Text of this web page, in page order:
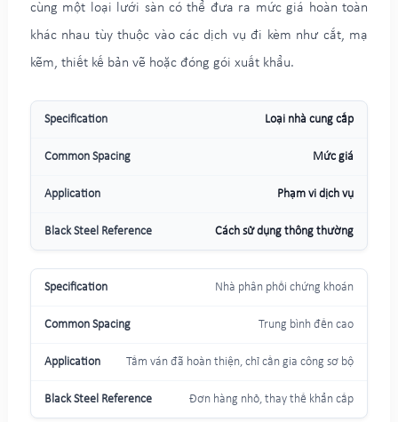
cùng một loại lưới sàn có thể đưa ra mức giá hoàn toàn
khác nhau tùy thuộc vào các dịch vụ đi kèm như cắt, mạ
kẽm, thiết kế bản vẽ hoặc đóng gói xuất khẩu.
Loại nhà cung cấp
Mức giá
Phạm vi dịch vụ
Cách sử dụng thông thường
Nhà phân phối chứng khoán
Trung bình đến cao
Tấm ván đã hoàn thiện, chỉ cần gia công sơ bộ
Đơn hàng nhỏ, thay thế khẩn cấp